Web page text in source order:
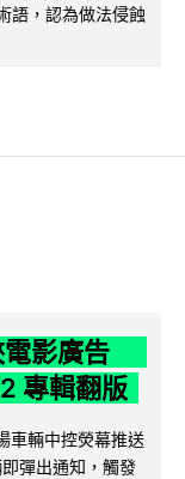
語，認為做法侵蝕
電影廣告
專輯翻版
車輛中控熒幕推送
彈出通知，觸發